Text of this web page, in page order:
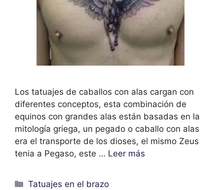
Los tatuajes de caballos con alas cargan con
diferentes conceptos, esta combinación de
equinos con grandes alas están basadas en la
mitología griega, un pegado o caballo con alas
era el transporte de los dioses, el mismo Zeus
tenia a Pegaso, este … Leer más
Categorías
Tatuajes en el brazo